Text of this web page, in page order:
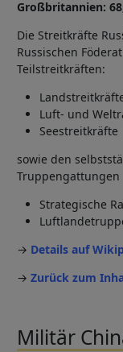
Großbritannien:
Die Streitkräfte
Russischen
Teilstreitkräften:
Luft- und
Seestreitkräfte
sowie den
Truppengattungen
Strategische
→ Details auf
→ Zurück zum
Militär